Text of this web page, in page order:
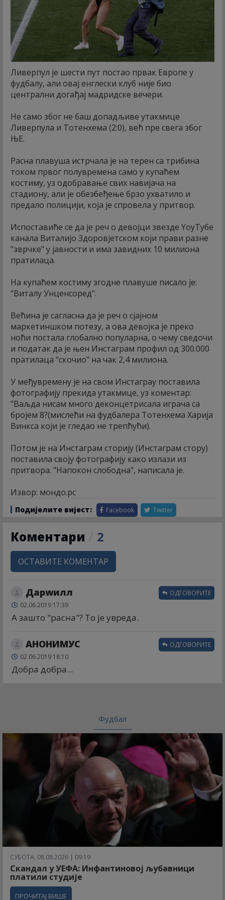
Ливерпул је шести пут постао првак Европе у
фудбалу, али овај енглески клуб није био
централни догађај мадридске вечери.
Не само због не баш допадљиве утакмице
Ливерпула и Тотенхема (2:0), већ пре свега због
ЊЕ.
Расна плавуша истрчала је на терен са трибина
током првог полувремена само у купаћем
костиму, уз одобравање свих навијача на
стадиону, али је обезбеђење брзо ухватило и
предало полицији, која је спровела у притвор.
Испоставиће се да је реч о девојци звезде YоуТубе
канала Виталијо Здоровјетском који прави разне
"зврчке" у јавности и има завидних 10 милиона
пратилаца.
На купаћем костиму згодне плавуше писало је:
"Виталy Унценсоред".
Већина је сагласна да је реч о сјајном
маркетиншком потезу, а ова девојка је преко
ноћи постала глобално популарна, о чему сведочи
и податак да је њен Инстаграм профил од 300.000
пратилаца "скочио" на чак 2,4 милиона.
У међувремену је на свом Инстаграу поставила
фотографију прекида утакмице, уз коментар:
"Ваљда нисам много деконцетрисала играча са
бројем 8?(мислећи на фудбалера Тотенхема Харија
Винкса који је гледао не трепћући).
Потом је на Инстаграм сторију (Инстаграм сторy)
поставила своју фотографију како излази из
притвора. "Напокон слободна", написала је.
Извор: мондо.рс
Подијелите вијест: Facebook Twitter
Коментари 2
ОСТАВИТЕ КОМЕНТАР
Дарwилл
02.06.2019 17:39
А зашто "расна"? То је увреда.
ОДГОВОРИТЕ
АНОНИМУС
02.06.2019 18:10
Добра добра...
ОДГОВОРИТЕ
Фудбал
СУБОТА, 08.08.2026 | 09:19
Скандал у УЕФА: Инфантиновој љубавници
платили студије
ПРОЧИТАЈ ВИШЕ